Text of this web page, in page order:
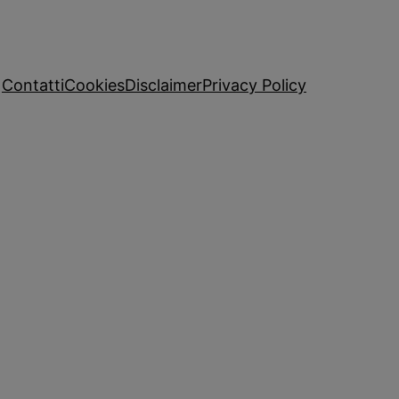
ContattiCookiesDisclaimerPrivacy Policy